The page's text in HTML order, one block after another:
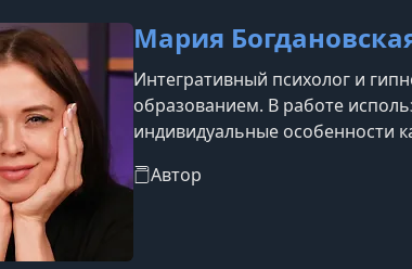
Мария
Интегративный психолог и
образованием. В работе
индивидуальные особенности
Автор